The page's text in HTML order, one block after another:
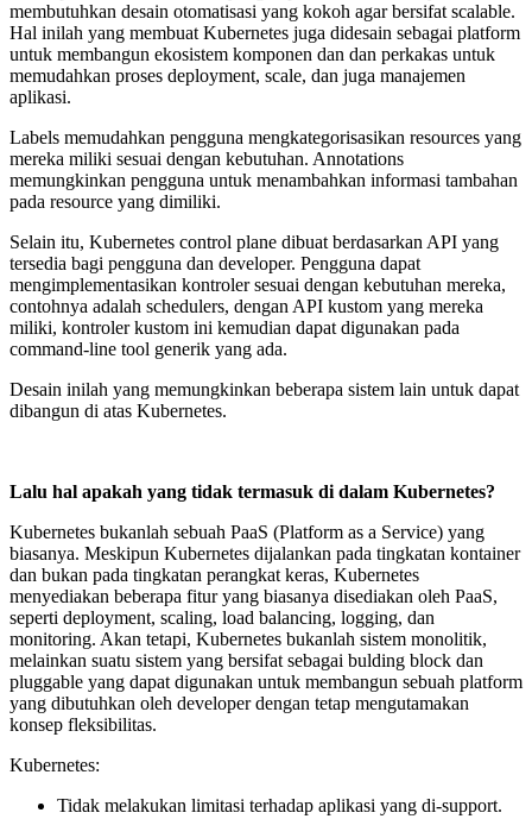
membutuhkan desain otomatisasi yang kokoh agar bersifat scalable.
Hal inilah yang membuat Kubernetes juga didesain sebagai platform
untuk membangun ekosistem komponen dan dan perkakas untuk
memudahkan proses deployment, scale, dan juga manajemen
aplikasi.
Labels memudahkan pengguna mengkategorisasikan resources yang
mereka miliki sesuai dengan kebutuhan. Annotations
memungkinkan pengguna untuk menambahkan informasi tambahan
pada resource yang dimiliki.
Selain itu, Kubernetes control plane dibuat berdasarkan API yang
tersedia bagi pengguna dan developer. Pengguna dapat
mengimplementasikan kontroler sesuai dengan kebutuhan mereka,
contohnya adalah schedulers, dengan API kustom yang mereka
miliki, kontroler kustom ini kemudian dapat digunakan pada
command-line tool generik yang ada.
Desain inilah yang memungkinkan beberapa sistem lain untuk dapat
dibangun di atas Kubernetes.
Lalu hal apakah yang tidak termasuk di dalam Kubernetes?
Kubernetes bukanlah sebuah PaaS (Platform as a Service) yang
biasanya. Meskipun Kubernetes dijalankan pada tingkatan kontainer
dan bukan pada tingkatan perangkat keras, Kubernetes
menyediakan beberapa fitur yang biasanya disediakan oleh PaaS,
seperti deployment, scaling, load balancing, logging, dan
monitoring. Akan tetapi, Kubernetes bukanlah sistem monolitik,
melainkan suatu sistem yang bersifat sebagai bulding block dan
pluggable yang dapat digunakan untuk membangun sebuah platform
yang dibutuhkan oleh developer dengan tetap mengutamakan
konsep fleksibilitas.
Kubernetes:
Tidak melakukan limitasi terhadap aplikasi yang di-support.